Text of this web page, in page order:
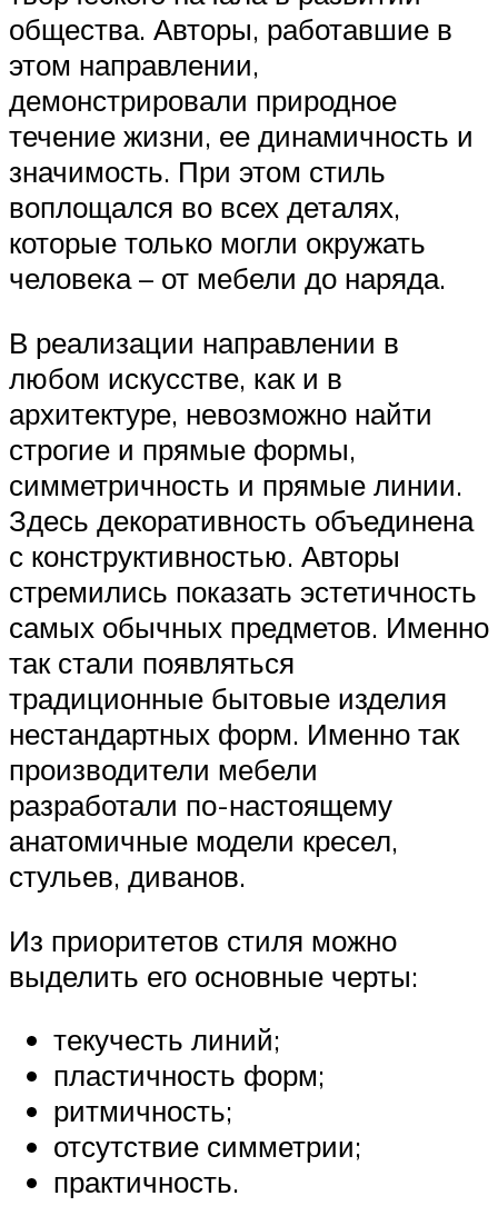
общества. Авторы, работавшие в
этом направлении,
демонстрировали природное
течение жизни, ее динамичность и
значимость. При этом стиль
воплощался во всех деталях,
которые только могли окружать
человека – от мебели до наряда.
В реализации направлении в
любом искусстве, как и в
архитектуре, невозможно найти
строгие и прямые формы,
симметричность и прямые линии.
Здесь декоративность объединена
с конструктивностью. Авторы
стремились показать эстетичность
самых обычных предметов. Именно
так стали появляться
традиционные бытовые изделия
нестандартных форм. Именно так
производители мебели
разработали по-настоящему
анатомичные модели кресел,
стульев, диванов.
Из приоритетов стиля можно
выделить его основные черты:
текучесть линий;
пластичность форм;
ритмичность;
отсутствие симметрии;
практичность.